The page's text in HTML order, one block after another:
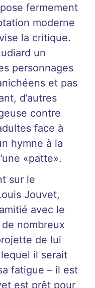
fermement
moderne
la critique.
un
personnages
et pas
d’autres
contre
face à
hymne à la
«patte».
sur le
Jouvet,
avec le
nombreux
de lui
il serait
fatigue – il est
est prêt pour